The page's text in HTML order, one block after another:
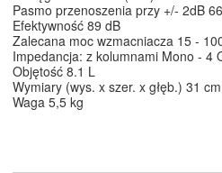
Pasmo przenoszenia przy +/- 2dB
Efektywność 89 dB
Zalecana moc wzmacniacza 15 -
Impedancja: z kolumnami Mono - 4
Objętość 8.1 L
Wymiary (wys. x szer. x głęb.) 31
Waga 5,5 kg